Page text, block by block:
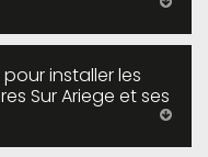
installer les
Sur Ariege et ses